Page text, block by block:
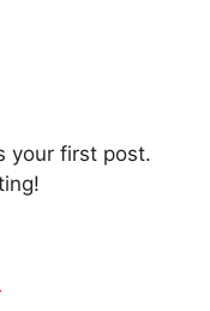
your first post.